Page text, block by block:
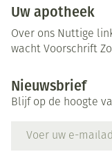
Uw apotheek
Over ons Nuttige
wacht Voorschrift
Nieuwsbrief
Blijf op de hoogte